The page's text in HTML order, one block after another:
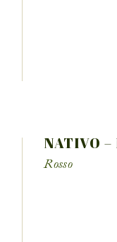
NATIVO
Rosso